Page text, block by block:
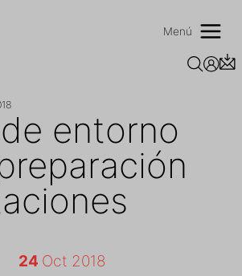
Menú
entorno
24 Oct 2018